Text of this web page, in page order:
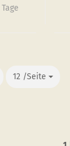
12 /Seite
/Seite